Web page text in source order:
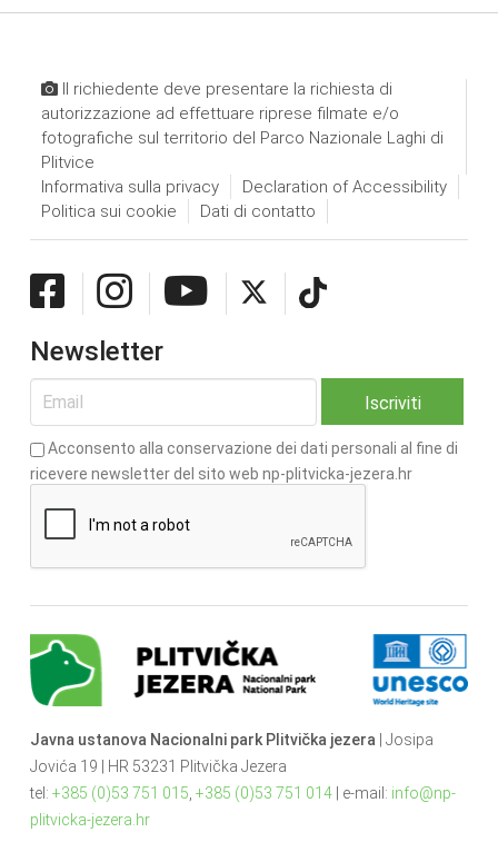
Il richiedente deve presentare la richiesta di
autorizzazione ad effettuare riprese filmate e/o
fotografiche sul territorio del Parco Nazionale Laghi di
Plitvice
Informativa sulla privacy
Declaration of Accessibility
Politica sui cookie
Dati di contatto
Newsletter
Acconsento alla conservazione dei dati personali al fine di
ricevere newsletter del sito web np-plitvicka-jezera.hr
Javna ustanova Nacionalni park Plitvička jezera | Josipa
Jovića 19 | HR 53231 Plitvička Jezera
tel: +385 (0)53 751 015 +385 (0)53 751 014| e-mail: info@np-
plitvicka-jezera.hr